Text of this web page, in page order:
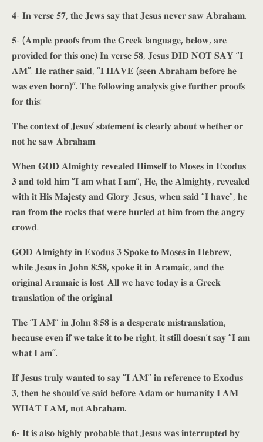
𝟒- 𝐈𝐧 𝐯𝐞𝐫𝐬𝐞 𝟓𝟕, 𝐭𝐡𝐞 𝐉𝐞𝐰𝐬 𝐬𝐚𝐲 𝐭𝐡𝐚𝐭 𝐉𝐞𝐬𝐮𝐬 𝐧𝐞𝐯𝐞𝐫 𝐬𝐚𝐰 𝐀𝐛𝐫𝐚𝐡𝐚𝐦.
𝟓- (𝐀𝐦𝐩𝐥𝐞 𝐩𝐫𝐨𝐨𝐟𝐬 𝐟𝐫𝐨𝐦 𝐭𝐡𝐞 𝐆𝐫𝐞𝐞𝐤 𝐥𝐚𝐧𝐠𝐮𝐚𝐠𝐞, 𝐛𝐞𝐥𝐨𝐰, 𝐚𝐫𝐞
𝐩𝐫𝐨𝐯𝐢𝐝𝐞𝐝 𝐟𝐨𝐫 𝐭𝐡𝐢𝐬 𝐨𝐧𝐞) 𝐈𝐧 𝐯𝐞𝐫𝐬𝐞 𝟓𝟖, 𝐉𝐞𝐬𝐮𝐬 𝐃𝐈𝐃 𝐍𝐎𝐓 𝐒𝐀𝐘 “𝐈
𝐀𝐌”. 𝐇𝐞 𝐫𝐚𝐭𝐡𝐞𝐫 𝐬𝐚𝐢𝐝, “𝐈 𝐇𝐀𝐕𝐄 (𝐬𝐞𝐞𝐧 𝐀𝐛𝐫𝐚𝐡𝐚𝐦 𝐛𝐞𝐟𝐨𝐫𝐞 𝐡𝐞
𝐰𝐚𝐬 𝐞𝐯𝐞𝐧 𝐛𝐨𝐫𝐧)”. 𝐓𝐡𝐞 𝐟𝐨𝐥𝐥𝐨𝐰𝐢𝐧𝐠 𝐚𝐧𝐚𝐥𝐲𝐬𝐢𝐬 𝐠𝐢𝐯𝐞 𝐟𝐮𝐫𝐭𝐡𝐞𝐫 𝐩𝐫𝐨𝐨𝐟𝐬
𝐟𝐨𝐫 𝐭𝐡𝐢𝐬:
𝐓𝐡𝐞 𝐜𝐨𝐧𝐭𝐞𝐱𝐭 𝐨𝐟 𝐉𝐞𝐬𝐮𝐬’ 𝐬𝐭𝐚𝐭𝐞𝐦𝐞𝐧𝐭 𝐢𝐬 𝐜𝐥𝐞𝐚𝐫𝐥𝐲 𝐚𝐛𝐨𝐮𝐭 𝐰𝐡𝐞𝐭𝐡𝐞𝐫 𝐨𝐫
𝐧𝐨𝐭 𝐡𝐞 𝐬𝐚𝐰 𝐀𝐛𝐫𝐚𝐡𝐚𝐦.
𝐖𝐡𝐞𝐧 𝐆𝐎𝐃 𝐀𝐥𝐦𝐢𝐠𝐡𝐭𝐲 𝐫𝐞𝐯𝐞𝐚𝐥𝐞𝐝 𝐇𝐢𝐦𝐬𝐞𝐥𝐟 𝐭𝐨 𝐌𝐨𝐬𝐞𝐬 𝐢𝐧 𝐄𝐱𝐨𝐝𝐮𝐬
𝟑 𝐚𝐧𝐝 𝐭𝐨𝐥𝐝 𝐡𝐢𝐦 “𝐈 𝐚𝐦 𝐰𝐡𝐚𝐭 𝐈 𝐚𝐦”, 𝐇𝐞, 𝐭𝐡𝐞 𝐀𝐥𝐦𝐢𝐠𝐡𝐭𝐲, 𝐫𝐞𝐯𝐞𝐚𝐥𝐞𝐝
𝐰𝐢𝐭𝐡 𝐢𝐭 𝐇𝐢𝐬 𝐌𝐚𝐣𝐞𝐬𝐭𝐲 𝐚𝐧𝐝 𝐆𝐥𝐨𝐫𝐲. 𝐉𝐞𝐬𝐮𝐬, 𝐰𝐡𝐞𝐧 𝐬𝐚𝐢𝐝 “𝐈 𝐡𝐚𝐯𝐞”, 𝐡𝐞
𝐫𝐚𝐧 𝐟𝐫𝐨𝐦 𝐭𝐡𝐞 𝐫𝐨𝐜𝐤𝐬 𝐭𝐡𝐚𝐭 𝐰𝐞𝐫𝐞 𝐡𝐮𝐫𝐥𝐞𝐝 𝐚𝐭 𝐡𝐢𝐦 𝐟𝐫𝐨𝐦 𝐭𝐡𝐞 𝐚𝐧𝐠𝐫𝐲
𝐜𝐫𝐨𝐰𝐝.
𝐆𝐎𝐃 𝐀𝐥𝐦𝐢𝐠𝐡𝐭𝐲 𝐢𝐧 𝐄𝐱𝐨𝐝𝐮𝐬 𝟑 𝐒𝐩𝐨𝐤𝐞 𝐭𝐨 𝐌𝐨𝐬𝐞𝐬 𝐢𝐧 𝐇𝐞𝐛𝐫𝐞𝐰,
𝐰𝐡𝐢𝐥𝐞 𝐉𝐞𝐬𝐮𝐬 𝐢𝐧 𝐉𝐨𝐡𝐧 𝟖:𝟓𝟖, 𝐬𝐩𝐨𝐤𝐞 𝐢𝐭 𝐢𝐧 𝐀𝐫𝐚𝐦𝐚𝐢𝐜, 𝐚𝐧𝐝 𝐭𝐡𝐞
𝐨𝐫𝐢𝐠𝐢𝐧𝐚𝐥 𝐀𝐫𝐚𝐦𝐚𝐢𝐜 𝐢𝐬 𝐥𝐨𝐬𝐭. 𝐀𝐥𝐥 𝐰𝐞 𝐡𝐚𝐯𝐞 𝐭𝐨𝐝𝐚𝐲 𝐢𝐬 𝐚 𝐆𝐫𝐞𝐞𝐤
𝐭𝐫𝐚𝐧𝐬𝐥𝐚𝐭𝐢𝐨𝐧 𝐨𝐟 𝐭𝐡𝐞 𝐨𝐫𝐢𝐠𝐢𝐧𝐚𝐥.
𝐓𝐡𝐞 “𝐈 𝐀𝐌” 𝐢𝐧 𝐉𝐨𝐡𝐧 𝟖:𝟓𝟖 𝐢𝐬 𝐚 𝐝𝐞𝐬𝐩𝐞𝐫𝐚𝐭𝐞 𝐦𝐢𝐬𝐭𝐫𝐚𝐧𝐬𝐥𝐚𝐭𝐢𝐨𝐧,
𝐛𝐞𝐜𝐚𝐮𝐬𝐞 𝐞𝐯𝐞𝐧 𝐢𝐟 𝐰𝐞 𝐭𝐚𝐤𝐞 𝐢𝐭 𝐭𝐨 𝐛𝐞 𝐫𝐢𝐠𝐡𝐭, 𝐢𝐭 𝐬𝐭𝐢𝐥𝐥 𝐝𝐨𝐞𝐬𝐧’𝐭 𝐬𝐚𝐲 “𝐈 𝐚𝐦
𝐰𝐡𝐚𝐭 𝐈 𝐚𝐦”.
𝐈𝐟 𝐉𝐞𝐬𝐮𝐬 𝐭𝐫𝐮𝐥𝐲 𝐰𝐚𝐧𝐭𝐞𝐝 𝐭𝐨 𝐬𝐚𝐲 “𝐈 𝐀𝐌” 𝐢𝐧 𝐫𝐞𝐟𝐞𝐫𝐞𝐧𝐜𝐞 𝐭𝐨 𝐄𝐱𝐨𝐝𝐮𝐬
𝟑, 𝐭𝐡𝐞𝐧 𝐡𝐞 𝐬𝐡𝐨𝐮𝐥𝐝’𝐯𝐞 𝐬𝐚𝐢𝐝 𝐛𝐞𝐟𝐨𝐫𝐞 𝐀𝐝𝐚𝐦 𝐨𝐫 𝐡𝐮𝐦𝐚𝐧𝐢𝐭𝐲 𝐈 𝐀𝐌
𝐖𝐇𝐀𝐓 𝐈 𝐀𝐌, 𝐧𝐨𝐭 𝐀𝐛𝐫𝐚𝐡𝐚𝐦.
𝟔- 𝐈𝐭 𝐢𝐬 𝐚𝐥𝐬𝐨 𝐡𝐢𝐠𝐡𝐥𝐲 𝐩𝐫𝐨𝐛𝐚𝐛𝐥𝐞 𝐭𝐡𝐚𝐭 𝐉𝐞𝐬𝐮𝐬 𝐰𝐚𝐬 𝐢𝐧𝐭𝐞𝐫𝐫𝐮𝐩𝐭𝐞𝐝 𝐛𝐲